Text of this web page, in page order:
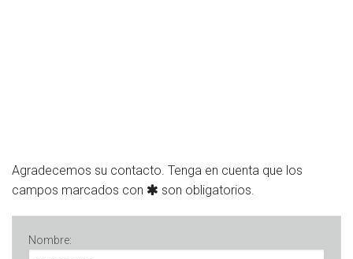
Agradecemos su contacto. Tenga en cuenta que los
campos marcados con
son obligatorios.
Nombre: